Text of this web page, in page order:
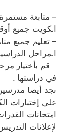
– متابعة
الكويت جميع
– تعليم جميع
المراحل
– قم بأختيار
في دراستها .
تجد أيضا
على إختبارات
امتحانات
لإعلانات